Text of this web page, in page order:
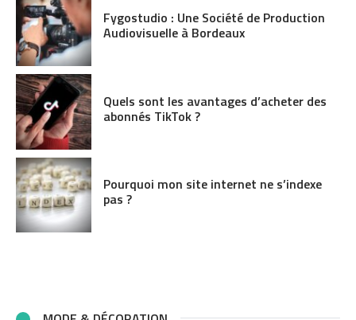
Fygostudio : Une Société de Production
Audiovisuelle à Bordeaux
Quels sont les avantages d’acheter des
abonnés TikTok ?
Pourquoi mon site internet ne s’indexe
pas ?